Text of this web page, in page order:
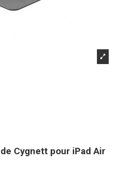
Cygnett pour iPad Air